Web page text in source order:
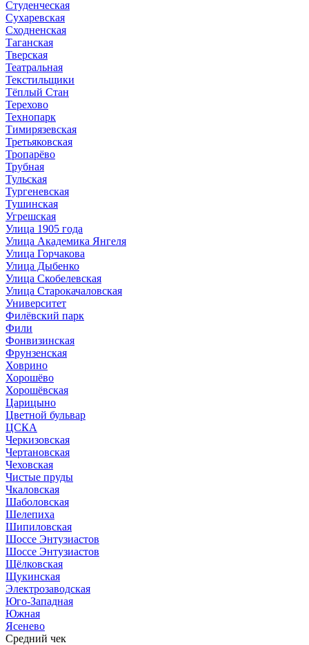
Студенческая
Сухаревская
Сходненская
Таганская
Тверская
Театральная
Текстильщики
Тёплый Стан
Терехово
Технопарк
Тимирязевская
Третьяковская
Тропарёво
Трубная
Тульская
Тургеневская
Тушинская
Угрешская
Улица 1905 года
Улица Академика Янгеля
Улица Горчакова
Улица Дыбенко
Улица Скобелевская
Улица Старокачаловская
Университет
Филёвский парк
Фили
Фонвизинская
Фрунзенская
Ховрино
Хорошёво
Хорошёвская
Царицыно
Цветной бульвар
ЦСКА
Черкизовская
Чертановская
Чеховская
Чистые пруды
Чкаловская
Шаболовская
Шелепиха
Шипиловская
Шоссе Энтузиастов
Шоссе Энтузиастов
Щёлковская
Щукинская
Электрозаводская
Юго-Западная
Южная
Ясенево
Средний чек